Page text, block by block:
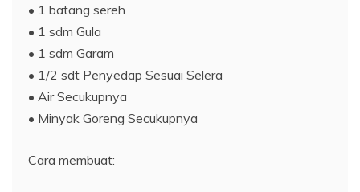
• 1 batang sereh
• 1 sdm Gula
• 1 sdm Garam
• 1/2 sdt Penyedap Sesuai Selera
• Air Secukupnya
• Minyak Goreng Secukupnya
Cara membuat: